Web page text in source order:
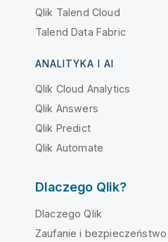
Qlik Talend Cloud
Talend Data Fabric
ANALITYKA I AI
Qlik Cloud Analytics
Qlik Answers
Qlik Predict
Qlik Automate
Dlaczego Qlik?
Dlaczego Qlik
Zaufanie i bezpieczeństwo